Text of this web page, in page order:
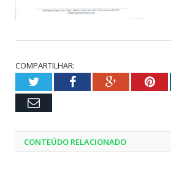
COMPARTILHAR:
TwitterFacebookGoogle+
Email
CONTEÚDO RELACIONADO